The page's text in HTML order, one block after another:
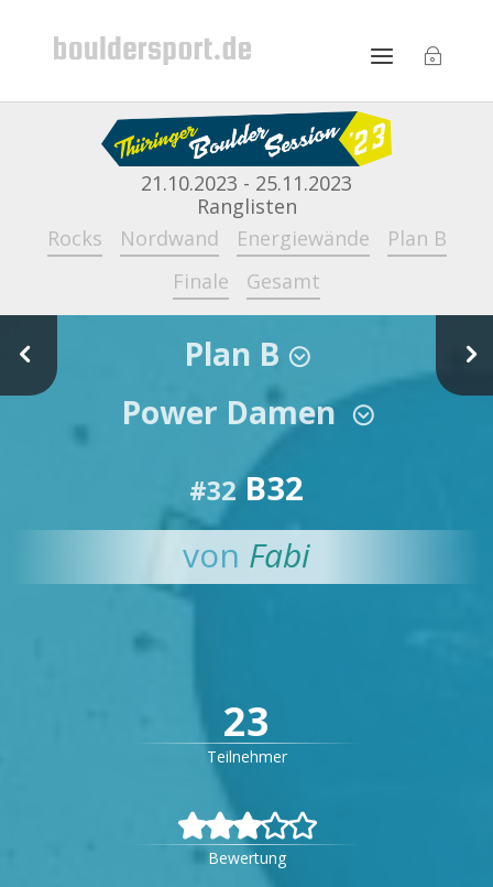
21.10.2023 - 25.11.2023
Ranglisten
Rocks
Nordwand Energiewände
Plan B
Finale
Gesamt
Plan B ;
Power Damen ;
4 5
#32B32
von Fabi
23
Teilnehmer


Bewertung